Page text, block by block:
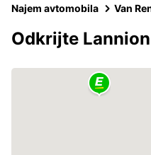
Najem avtomobila Van
Odkrijte